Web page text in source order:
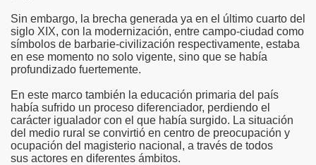
Sin embargo, la brecha generada ya en el último cuarto del
siglo XIX, con la modernización, entre campo-ciudad como
símbolos de barbarie-civilización respectivamente, estaba
en ese momento no solo vigente, sino que se había
profundizado fuertemente.
En este marco también la educación primaria del país
había sufrido un proceso diferenciador, perdiendo el
carácter igualador con el que había surgido. La situación
del medio rural se convirtió en centro de preocupación y
ocupación del magisterio nacional, a través de todos
sus actores en diferentes ámbitos.